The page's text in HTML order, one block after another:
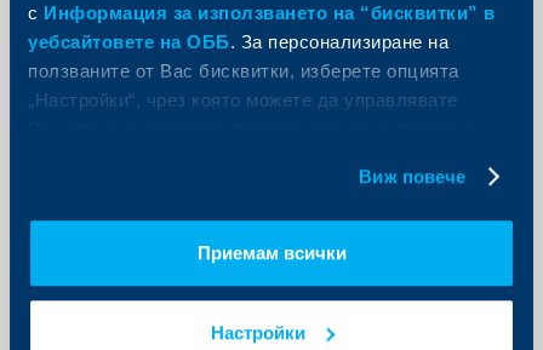
с Информация за използването на “бисквитки” в
уебсайтовете на ОББ. За персонализиране на
ползваните от Вас бисквитки, изберете опцията
„Настройки“, чрез която можете да управлявате
Виж повече
Приемам всички
Настройки
ОББ създава мрежа от ипотечни
и Бургас
Още